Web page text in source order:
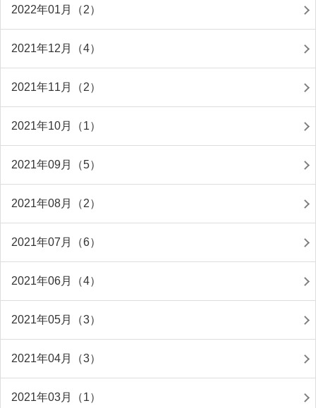
2022年01月（2）
2021年12月（4）
2021年11月（2）
2021年10月（1）
2021年09月（5）
2021年08月（2）
2021年07月（6）
2021年06月（4）
2021年05月（3）
2021年04月（3）
2021年03月（1）